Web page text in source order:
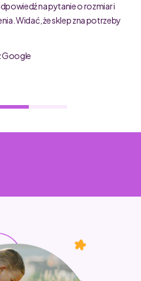
na pytanie o rozmiar i
Widać, że sklep zna potrzeby
Google